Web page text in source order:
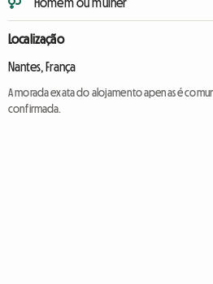
Localização
Nantes, França
A morada exata do alojamento apenas é
confirmada.